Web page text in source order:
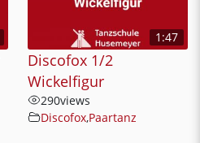
1:47
Discofox 1/2
Wickelfigur
290views
Discofox,Paartanz